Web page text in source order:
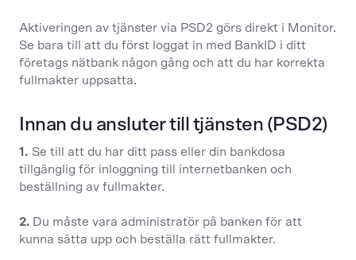
Aktiveringen av tjänster via PSD2 görs direkt i Monitor.
Se bara till att du först loggat in med BankID i ditt
företags nätbank någon gång och att du har korrekta
fullmakter uppsatta.
Innan du ansluter till tjänsten (PSD2)
1. Se till att du har ditt pass eller din bankdosa
tillgänglig för inloggning till internetbanken och
beställning av fullmakter.
2. Du måste vara administratör på banken för att
kunna sätta upp och beställa rätt fullmakter.